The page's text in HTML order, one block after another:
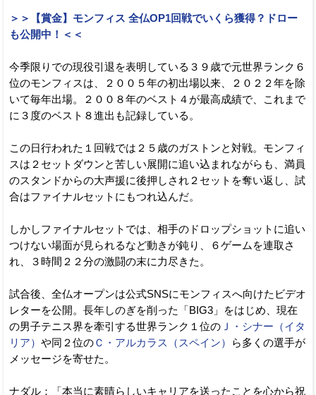
＞＞【賞金】モンフィス 全仏OP1回戦でいくら獲得？ドロー
も公開中！＜＜
今季限りでの現役引退を表明している３９歳で元世界ランク６
位のモンフィスは、２００５年の初出場以来、２０２２年を除
いて毎年出場。２００８年のベスト４が最高成績で、これまで
に３度のベスト８進出も記録している。
この日行われた１回戦では２５歳のガストンと対戦。モンフィ
スは２セットダウンと苦しい展開に追い込まれながらも、満員
のスタンドからの大声援に後押しされ２セットを奪い返し、試
合はファイナルセットにもつれ込んだ。
しかしファイナルセットでは、相手のドロップショットに追い
つけない場面が見られるなど動きが鈍り、６ゲームを連取さ
れ、３時間２２分の激闘の末に力尽きた。
試合後、全仏オープンは公式SNSにモンフィスへ向けたビデオ
レターを公開。長年しのぎを削った「BIG3」をはじめ、現在
の男子テニス界を牽引する世界ランク１位の Ｊ・シナー（イタ
リア） や同２位のＣ・アルカラス（スペイン）
ら多くの選手が
メッセージを寄せた。
ナダル：「本当に素晴らしいキャリアを送ったことを心から祝